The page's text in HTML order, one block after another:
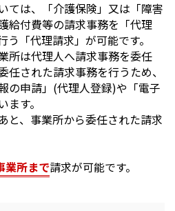
ては、「介護保険」又は「障害
給付費等の請求事務を「代理
「代理請求」が可能です。
所は代理人へ請求事務を委任
任された請求事務を行うため、
の申請」(代理人登録)や「電子
す。
と、事業所から委任された請求
業所まで請求が可能です。